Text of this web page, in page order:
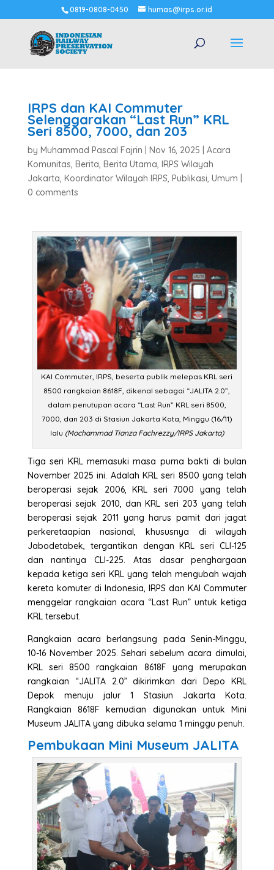
0819-0808-0450 humas@irps.or.id
IRPS dan KAI Commuter
Selenggarakan “Last Run” KRL
Seri 8500, 7000, dan 203
by Muhammad Pascal Fajrin Nov 16, 2025
Acara
Komunitas, Berita, Berita Utama, IRPS Wilayah
Jakarta, Koordinator Wilayah IRPS, Publikasi, Umum
0 comments
KAI Commuter, IRPS, beserta publik melepas KRL seri
8500 rangkaian 8618F, dikenal sebagai “JALITA 2.0”,
dalam penutupan acara “Last Run” KRL seri 8500,
7000, dan 203 di Stasiun Jakarta Kota, Minggu (16/11)
lalu (Mochammad Tianza Fachrezzy/IRPS Jakarta)
Tiga seri KRL memasuki masa purna bakti di bulan
November 2025 ini. Adalah KRL seri 8500 yang telah
beroperasi sejak 2006, KRL seri 7000 yang telah
beroperasi sejak 2010, dan KRL seri 203 yang telah
beroperasi sejak 2011 yang harus pamit dari jagat
perkeretaapian nasional, khususnya di wilayah
Jabodetabek, tergantikan dengan KRL seri CLI-125
dan nantinya CLI-225. Atas dasar penghargaan
kepada ketiga seri KRL yang telah mengubah wajah
kereta komuter di Indonesia, IRPS dan KAI Commuter
menggelar rangkaian acara “Last Run” untuk ketiga
KRL tersebut.
Rangkaian acara berlangsung pada Senin-Minggu,
10-16 November 2025. Sehari sebelum acara dimulai,
KRL seri 8500 rangkaian 8618F yang merupakan
rangkaian “JALITA 2.0” dikirimkan dari Depo KRL
Depok menuju jalur 1 Stasiun Jakarta Kota.
Rangkaian 8618F kemudian digunakan untuk Mini
Museum JALITA yang dibuka selama 1 minggu penuh.
Pembukaan Mini Museum JALITA